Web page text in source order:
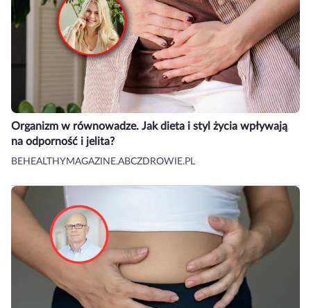
Organizm w równowadze. Jak dieta i styl życia wpływają
na odporność i jelita?
BEHEALTHYMAGAZINE.ABCZDROWIE.PL